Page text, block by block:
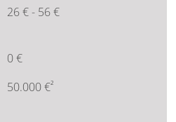
26 € - 56 €
0 €
50.000 €²